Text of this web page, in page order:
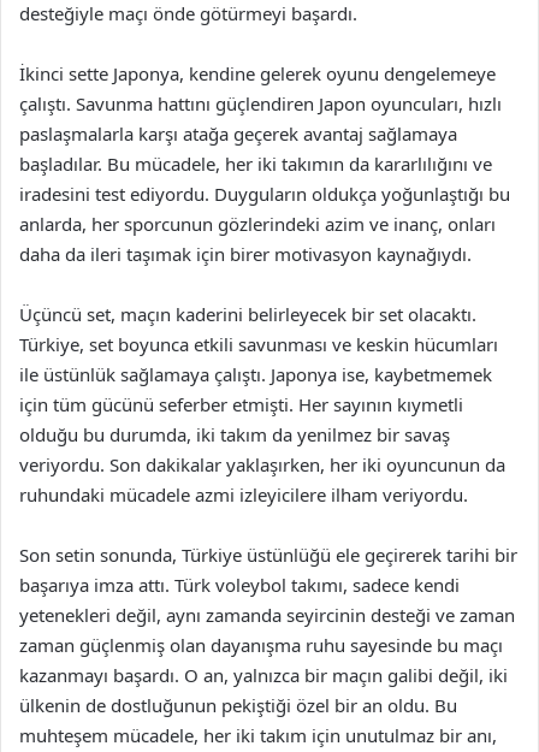
desteğiyle maçı önde götürmeyi başardı.
İkinci sette Japonya, kendine gelerek oyunu dengelemeye
çalıştı. Savunma hattını güçlendiren Japon oyuncuları, hızlı
paslaşmalarla karşı atağa geçerek avantaj sağlamaya
başladılar. Bu mücadele, her iki takımın da kararlılığını ve
iradesini test ediyordu. Duyguların oldukça yoğunlaştığı bu
anlarda, her sporcunun gözlerindeki azim ve inanç, onları
daha da ileri taşımak için birer motivasyon kaynağıydı.
Üçüncü set, maçın kaderini belirleyecek bir set olacaktı.
Türkiye, set boyunca etkili savunması ve keskin hücumları
ile üstünlük sağlamaya çalıştı. Japonya ise, kaybetmemek
için tüm gücünü seferber etmişti. Her sayının kıymetli
olduğu bu durumda, iki takım da yenilmez bir savaş
veriyordu. Son dakikalar yaklaşırken, her iki oyuncunun da
ruhundaki mücadele azmi izleyicilere ilham veriyordu.
Son setin sonunda, Türkiye üstünlüğü ele geçirerek tarihi bir
başarıya imza attı. Türk voleybol takımı, sadece kendi
yetenekleri değil, aynı zamanda seyircinin desteği ve zaman
zaman güçlenmiş olan dayanışma ruhu sayesinde bu maçı
kazanmayı başardı. O an, yalnızca bir maçın galibi değil, iki
ülkenin de dostluğunun pekiştiği özel bir an oldu. Bu
muhteşem mücadele, her iki takım için unutulmaz bir anı,